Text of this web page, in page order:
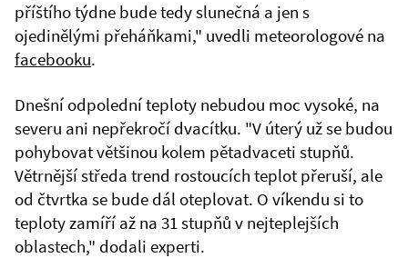
příštího týdne bude tedy slunečná a jen s
ojedinělými přeháňkami," uvedli meteorologové na
facebooku.
Dnešní odpolední teploty nebudou moc vysoké, na
severu ani nepřekročí dvacítku. "V úterý už se budou
pohybovat většinou kolem pětadvaceti stupňů.
Větrnější středa trend rostoucích teplot přeruší, ale
od čtvrtka se bude dál oteplovat. O víkendu si to
teploty zamíří až na 31 stupňů v nejteplejších
oblastech," dodali experti.